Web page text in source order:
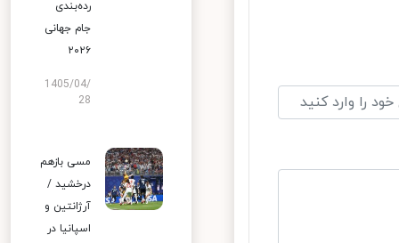
رده‌بندی
جام جهانی
۲۰۲۶
1405/04/
28
مسی بازهم
درخشید /
آرژانتین و
اسپانیا در